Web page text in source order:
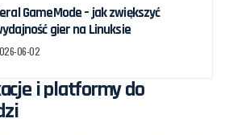
GameMode – jak zwiększyć
gier na Linuksie
06-02
i platformy do